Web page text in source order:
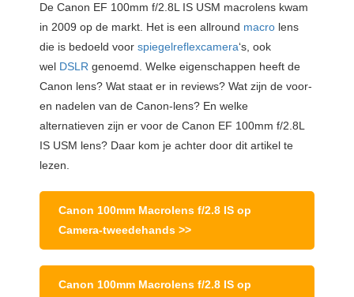
De Canon EF 100mm f/2.8L IS USM macrolens kwam
in 2009 op de markt. Het is een allround macro lens
die is bedoeld voor spiegelreflexcamera‘s, ook
wel DSLR genoemd. Welke eigenschappen heeft de
Canon lens? Wat staat er in reviews? Wat zijn de voor-
en nadelen van de Canon-lens? En welke
alternatieven zijn er voor de Canon EF 100mm f/2.8L
IS USM lens? Daar kom je achter door dit artikel te
lezen.
Canon 100mm Macrolens f/2.8 IS op
Camera-tweedehands >>
Canon 100mm Macrolens f/2.8 IS op